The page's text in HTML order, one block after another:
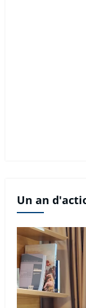
Un an